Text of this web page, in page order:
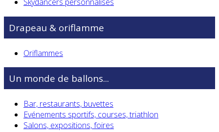
Drapeau & oriflamme
Oriflammes
Un monde de ballons...
Bar, restaurants, buvettes
Evénements sportifs, courses, triathlon
Salons, expositions, foires